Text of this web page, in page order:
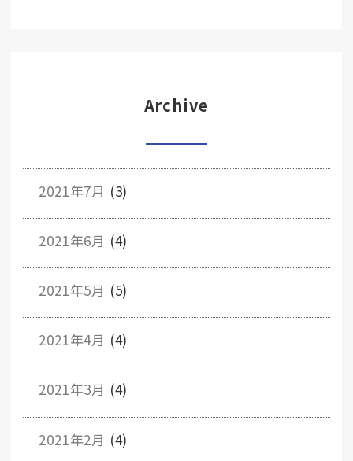
Archive
2021年7月 (3)
2021年6月 (4)
2021年5月 (5)
2021年4月 (4)
2021年3月 (4)
2021年2月 (4)